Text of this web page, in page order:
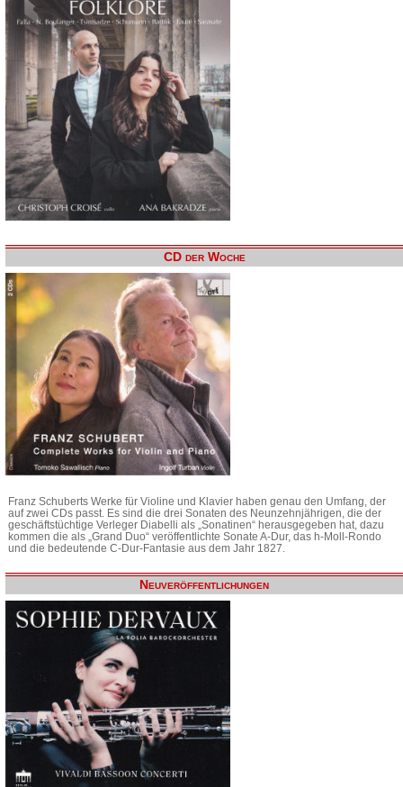
CD der Woche
Franz Schuberts Werke für Violine und Klavier haben genau den Umfang, der
auf zwei CDs passt. Es sind die drei Sonaten des Neunzehnjährigen, die der
geschäftstüchtige Verleger Diabelli als „Sonatinen“ herausgegeben hat, dazu
kommen die als „Grand Duo“ veröffentlichte Sonate A-Dur, das h-Moll-Rondo
und die bedeutende C-Dur-Fantasie aus dem Jahr 1827.
Neuveröffentlichungen